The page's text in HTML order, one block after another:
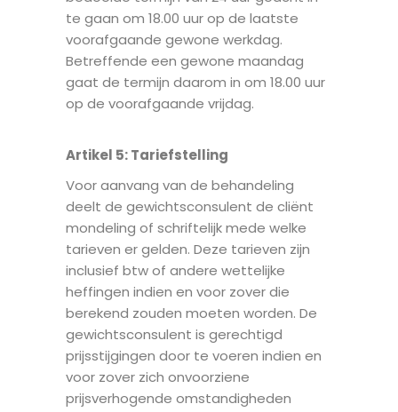
te gaan om 18.00 uur op de laatste
voorafgaande gewone werkdag.
Betreffende een gewone maandag
gaat de termijn daarom in om 18.00 uur
op de voorafgaande vrijdag.
Artikel 5: Tariefstelling
Voor aanvang van de behandeling
deelt de gewichtsconsulent de cliënt
mondeling of schriftelijk mede welke
tarieven er gelden. Deze tarieven zijn
inclusief btw of andere wettelijke
heffingen indien en voor zover die
berekend zouden moeten worden. De
gewichtsconsulent is gerechtigd
prijsstijgingen door te voeren indien en
voor zover zich onvoorziene
prijsverhogende omstandigheden